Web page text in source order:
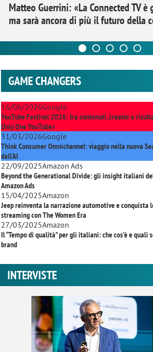
Matteo Guerrini: «La Connected TV
ma sarà ancora di più il futuro della
GAME CHANGERS
16/06/2026Google
YouTube Festival 2026: tra contenuti, creator e
Only One YouTube»
31/03/2026Google
Think Consumer Omnichannel: viaggio nella nuova
dall'AI
22/09/2025Amazon Ads
Beyond the Generational Divide: gli insight italiani
Amazon Ads
15/04/2025Amazon
Jeep reinventa la narrazione automotive e conquista
streaming conThe Women Era
27/03/2025Amazon
Il “Tempo di qualità” per gli italiani: che cos’è e quali
brand
INTERVISTE